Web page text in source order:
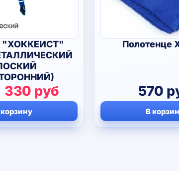
"ХОККЕИСТ"
Первоначальная
цена
составляла
330 рубТекущая
цена:
330 руб.
Полотенце
570
В